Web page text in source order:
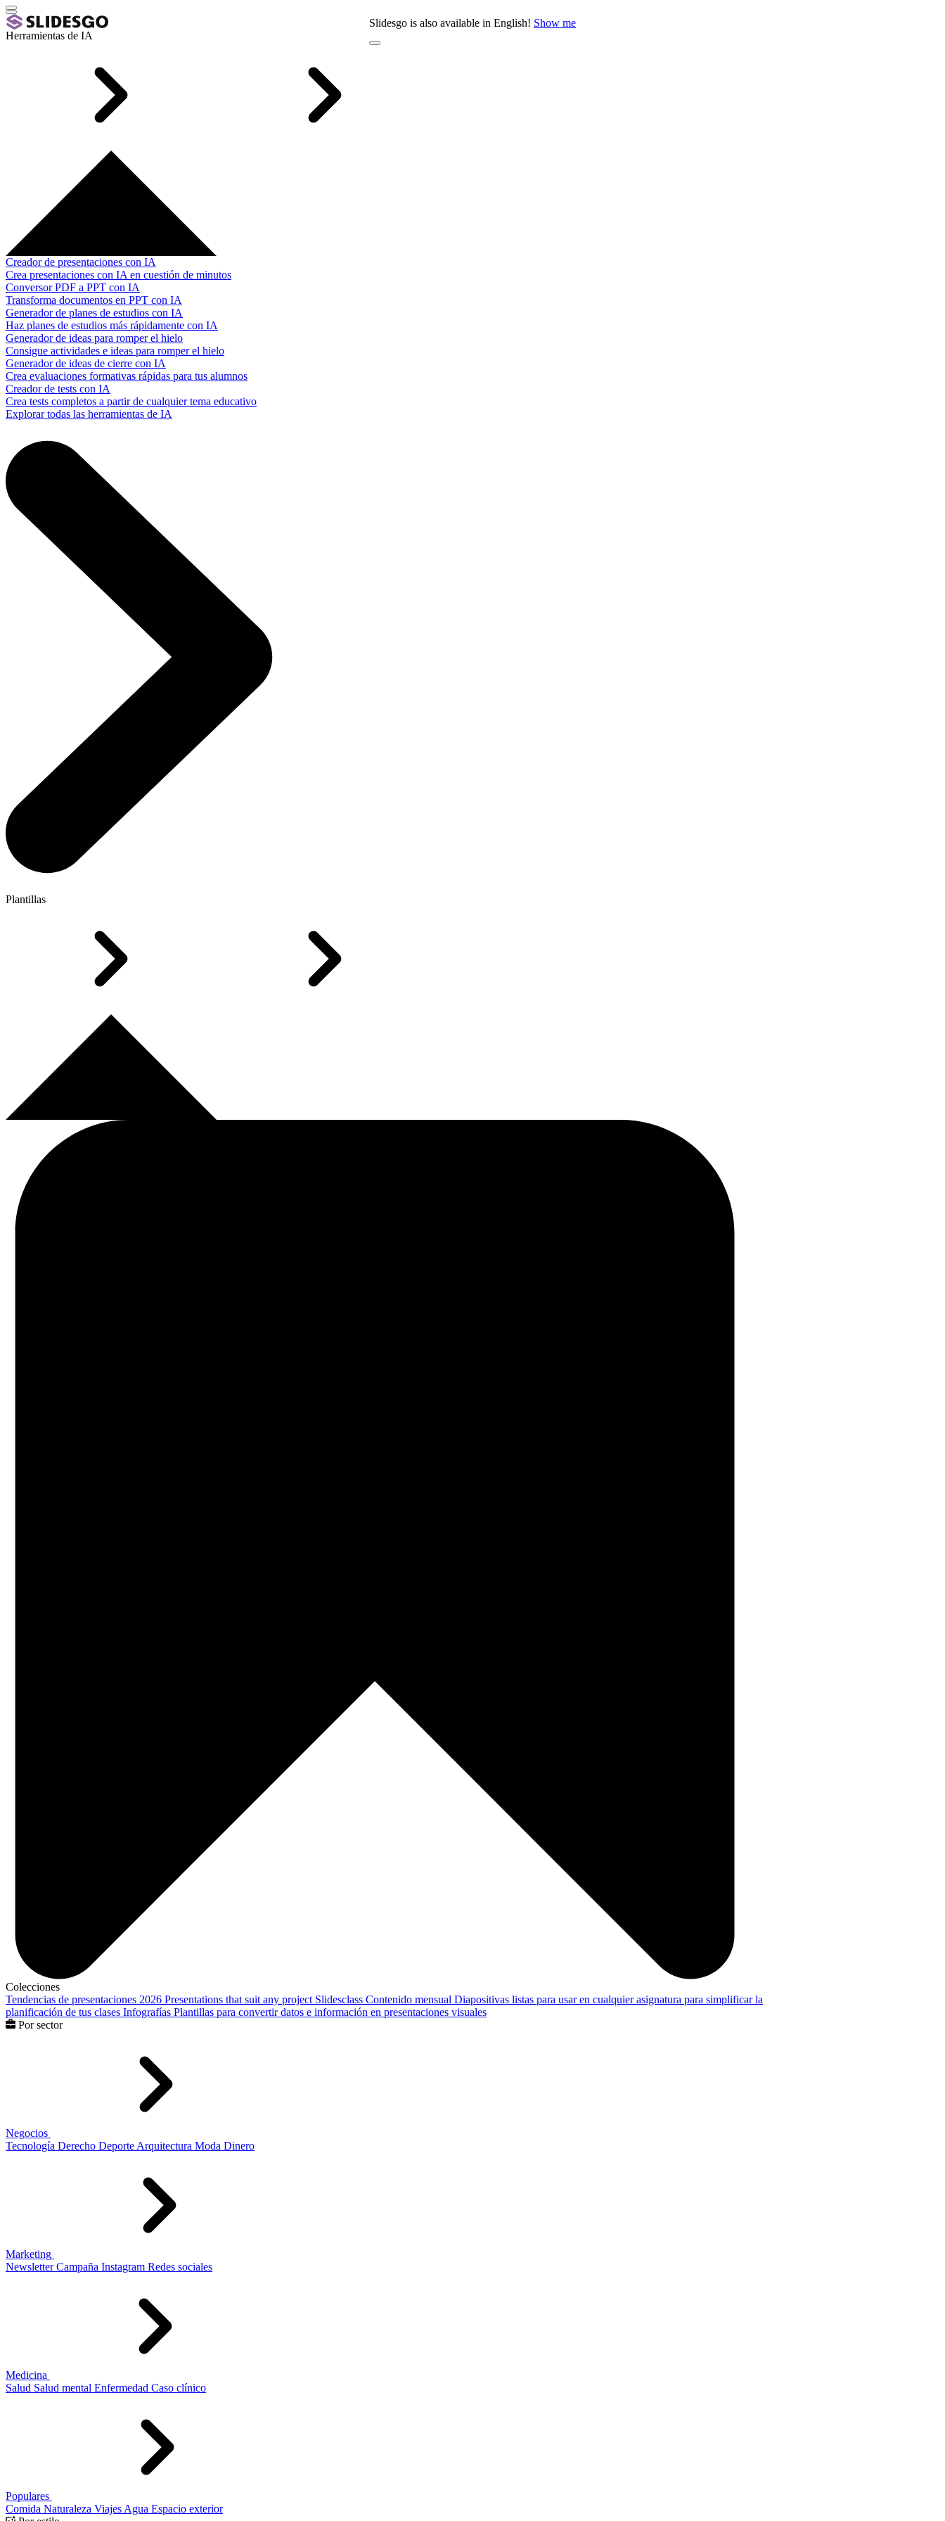
Slidesgo is also available in English! Show me
Herramientas de IA
Creador de presentaciones con IA
Crea presentaciones con IA en cuestión de minutos
Conversor PDF a PPT con IA
Transforma documentos en PPT con IA
Generador de planes de estudios con IA
Haz planes de estudios más rápidamente con IA
Generador de ideas para romper el hielo
Consigue actividades e ideas para romper el hielo
Generador de ideas de cierre con IA
Crea evaluaciones formativas rápidas para tus alumnos
Creador de tests con IA
Crea tests completos a partir de cualquier tema educativo
Explorar todas las herramientas de IA
Plantillas
Colecciones
Tendencias de presentaciones 2026 Presentations that suit any project Slidesclass Contenido mensual Diapositivas listas para usar en cualquier asignatura para simplificar la
planificación de tus clases Infografías Plantillas para convertir datos e información en presentaciones visuales
Por sector
Negocios
Tecnología Derecho Deporte Arquitectura Moda Dinero
Marketing
Newsletter Campaña Instagram Redes sociales
Medicina
Salud Salud mental Enfermedad Caso clínico
Populares
Comida Naturaleza Viajes Agua Espacio exterior